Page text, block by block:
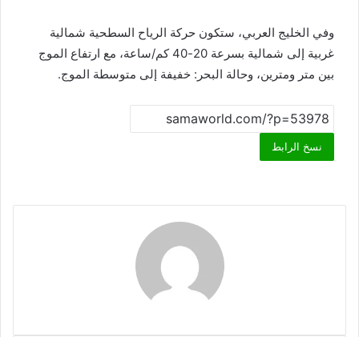
وفي الخليج العربي، ستكون حركة الرياح السطحية شمالية
غربية إلى شمالية بسرعة 20-40 كم/ساعة، مع ارتفاع الموج
بين متر ومترين، وحالة البحر: خفيفة إلى متوسطة الموج.
نسخ الرابط